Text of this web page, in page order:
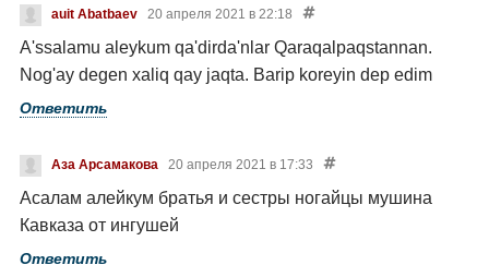
auit Abatbaev 20 апреля 2021 в 22:18
A'ssalamu aleykum qa'dirda'nlar Qaraqalpaqstannan.
Nog'ay degen xaliq qay jaqta. Barip koreyin dep edim
Ответить
Аза Арсамакова 20 апреля 2021 в 17:33
Асалам алейкум братья и сестры ногайцы мушина
Кавказа от ингушей
Ответить